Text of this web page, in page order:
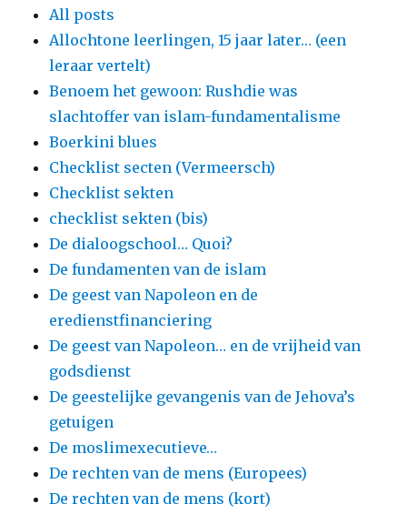
All posts
Allochtone leerlingen, 15 jaar later… (een
leraar vertelt)
Benoem het gewoon: Rushdie was
slachtoffer van islam-fundamentalisme
Boerkini blues
Checklist secten (Vermeersch)
Checklist sekten
checklist sekten (bis)
De dialoogschool… Quoi?
De fundamenten van de islam
De geest van Napoleon en de
eredienstfinanciering
De geest van Napoleon… en de vrijheid van
godsdienst
De geestelijke gevangenis van de Jehova’s
getuigen
De moslimexecutieve…
De rechten van de mens (Europees)
De rechten van de mens (kort)